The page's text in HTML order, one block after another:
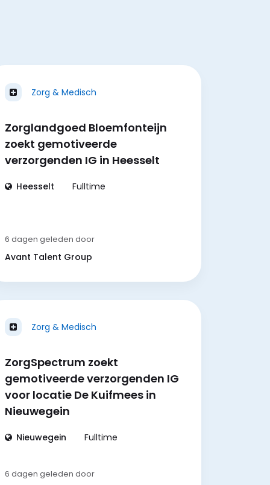
Zorg & Medisch
Zorglandgoed Bloemfonteijn
zoekt gemotiveerde
verzorgenden IG in Heesselt
Heesselt Fulltime
6 dagen geleden door
Avant Talent Group
Zorg & Medisch
ZorgSpectrum zoekt
gemotiveerde verzorgenden IG
voor locatie De Kuifmees in
Nieuwegein
Nieuwegein Fulltime
6 dagen geleden door